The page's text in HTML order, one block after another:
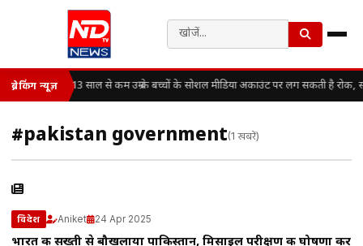
ब्रेकिंग न्यूज़ 13 साल से कम उम्र के बच्चों के सोशल मीडिया अकाउंट पर लग सकती है रोक,
#pakistan government(1 खबरें)
विदेश Aniket 24 Apr 2025
भारत की सख्ती से बौखलाया पाकिस्तान, मिसाइल परीक्षण की घोषणा कर